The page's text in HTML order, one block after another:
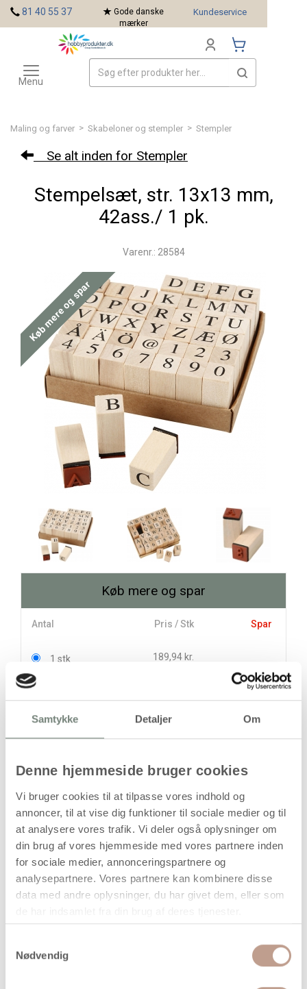
Samtykke Detaljer Om
Denne hjemmeside bruger cookies
Vi bruger cookies til at tilpasse vores indhold og
annoncer, til at vise dig funktioner til sociale medier og til
at analysere vores trafik. Vi deler også oplysninger om
din brug af vores hjemmeside med vores partnere inden
for sociale medier, annonceringspartnere og
analysepartnere. Vores partnere kan kombinere disse
data med andre oplysninger, du har givet dem, eller som
Nødvendig
Maling og farver > Skabeloner og stempler > Stempler
Se alt inden for Stempler
Stempelsæt, str. 13x13 mm,
42ass./ 1 pk.
Varenr.: 28584
Køb mere og spar
Køb mere og spar
Antal Pris / Stk Spar
1 stk 189,94 kr.
227,63 kr.
189,94
(151,95kr.ekskl. moms)
Leveringsomkostninger
Læg i kurven
Din bestilling er først bindende,
når vi har bekræftet din ordre.
På lager
81 40 55 37
Gode danske
mærker
Kundeservice
Toggle
navigation
Menu
Mærker